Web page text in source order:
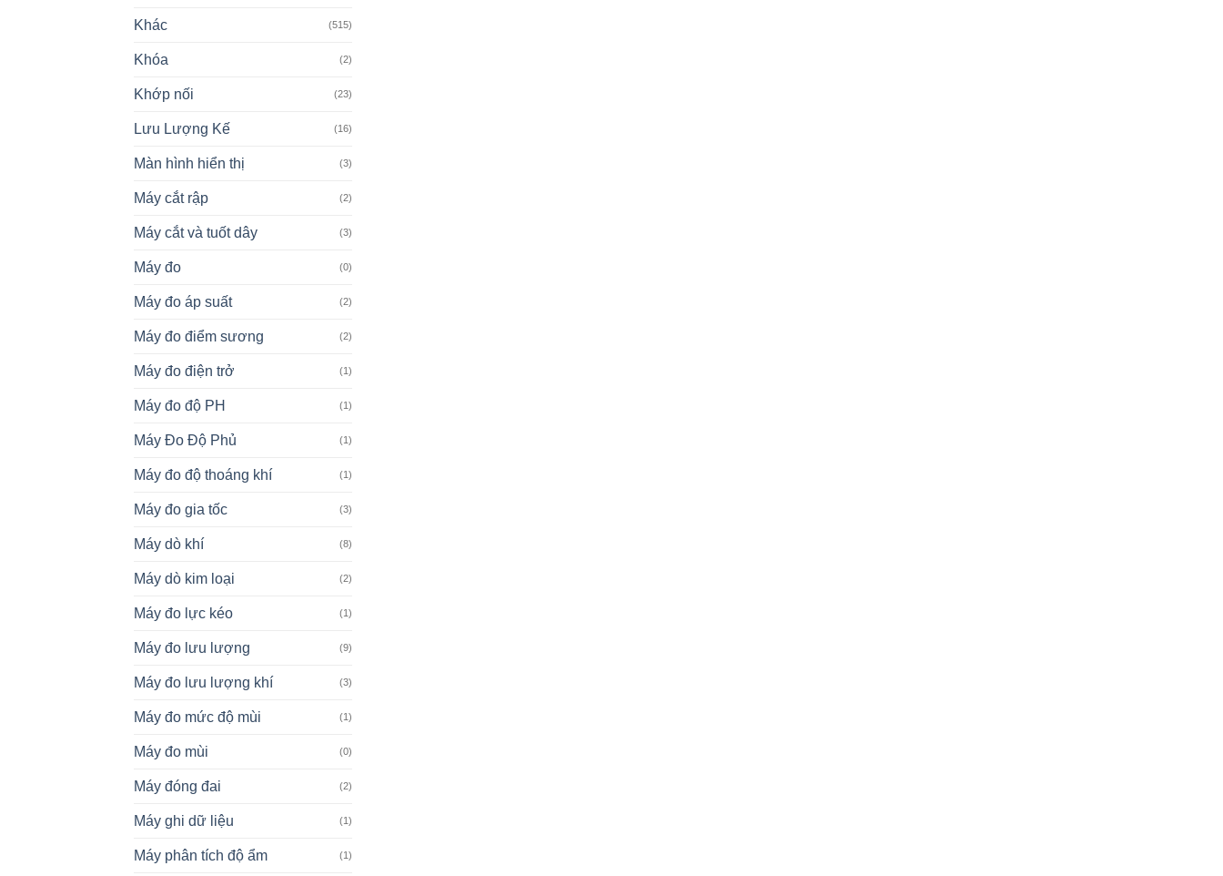
Khác (515)
Khóa (2)
Khớp nối (23)
Lưu Lượng Kế (16)
Màn hình hiển thị (3)
Máy cắt rập (2)
Máy cắt và tuốt dây (3)
Máy đo (0)
Máy đo áp suất (2)
Máy đo điểm sương (2)
Máy đo điện trở (1)
Máy đo độ PH (1)
Máy Đo Độ Phủ (1)
Máy đo độ thoáng khí (1)
Máy đo gia tốc (3)
Máy dò khí (8)
Máy dò kim loại (2)
Máy đo lực kéo (1)
Máy đo lưu lượng (9)
Máy đo lưu lượng khí (3)
Máy đo mức độ mùi (1)
Máy đo mùi (0)
Máy đóng đai (2)
Máy ghi dữ liệu (1)
Máy phân tích độ ẩm (1)